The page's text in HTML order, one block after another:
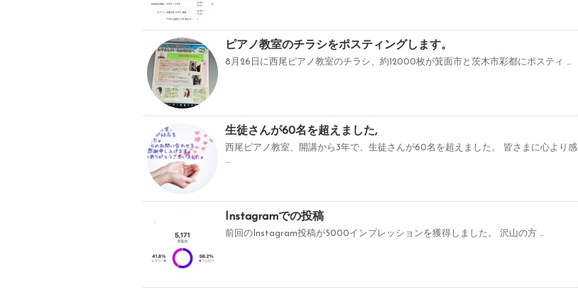
ピアノ教室のチラシをポスティングします。
8月26日に西尾ピアノ教室のチラシ、約12000枚が箕面市と茨木市彩都にポスティ …
生徒さんが60名を超えました,
西尾ピアノ教室、開講から3年で、生徒さんが60名を超えました。 皆さまに心より感
…
Instagramでの投稿
前回のInstagram投稿が5000インプレッションを獲得しました。 沢山の方 …